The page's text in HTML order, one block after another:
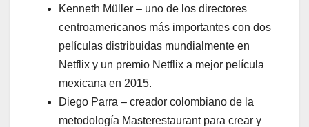
Kenneth Müller – uno de los directores
centroamericanos más importantes con dos
películas distribuidas mundialmente en
Netflix y un premio Netflix a mejor película
mexicana en 2015.
Diego Parra – creador colombiano de la
metodología Masterestaurant para crear y